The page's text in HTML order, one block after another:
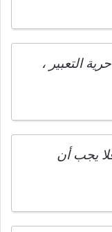
التعبير ،
يجب أن